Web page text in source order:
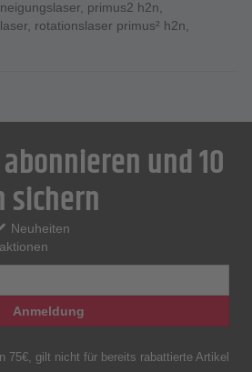
, primus2 h2n,
, rotationslaser primus² h2n,
und 10
sichern
Neuheiten
Anmeldung
75€, gilt nicht für bereits rabattierte Artikel